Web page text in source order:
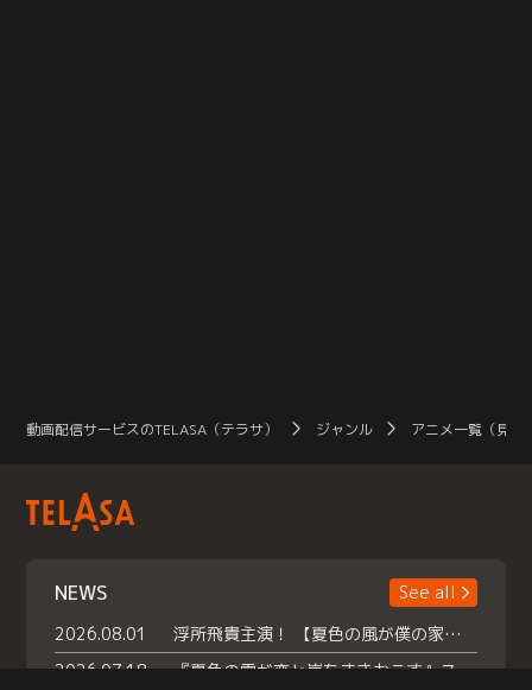
動画配信サービスのTELASA（テラサ） ジャンル アニメ一覧（見放
NEWS
See all
2026.08.01
浮所飛貴主演！ 【夏色の風が僕の家にやってきた】 本日よりテラサで独占配信スタート！
2026.07.18
『夏色の雲が恋と嵐をまきおこす』スペシャルメイキング 【Part1】2026年７月18日（土）23時30分～配信スタート！話題のシーンの裏側を大公開！豪華キャスト大集合！ 『武宮家 真夏の家族会議』開催！